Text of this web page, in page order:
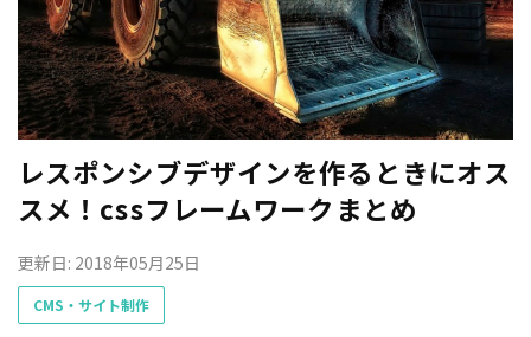
レスポンシブデザインを作るときにオス
スメ！cssフレームワークまとめ
更新日: 2018年05月25日
CMS・サイト制作